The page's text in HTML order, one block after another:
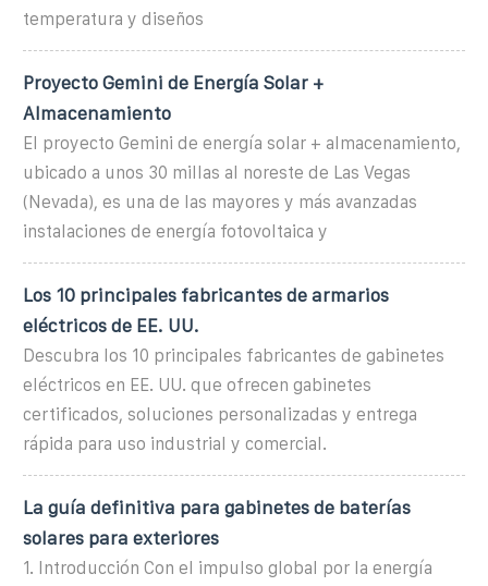
temperatura y diseños
Proyecto Gemini de Energía Solar +
Almacenamiento
El proyecto Gemini de energía solar + almacenamiento,
ubicado a unos 30 millas al noreste de Las Vegas
(Nevada), es una de las mayores y más avanzadas
instalaciones de energía fotovoltaica y
Los 10 principales fabricantes de armarios
eléctricos de EE. UU.
Descubra los 10 principales fabricantes de gabinetes
eléctricos en EE. UU. que ofrecen gabinetes
certificados, soluciones personalizadas y entrega
rápida para uso industrial y comercial.
La guía definitiva para gabinetes de baterías
solares para exteriores
1. Introducción Con el impulso global por la energía